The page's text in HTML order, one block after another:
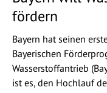
fördern
Bayern hat seinen
Bayerischen
Wasserstoffantrieb
ist es, den Hochlauf